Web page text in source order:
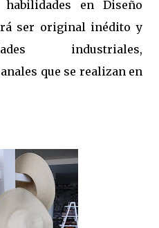
en Diseño
ser original inédito y
industriales,
que se realizan en